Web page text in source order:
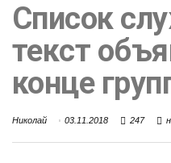
Список
текст
конце
Николай 03.11.2018 247